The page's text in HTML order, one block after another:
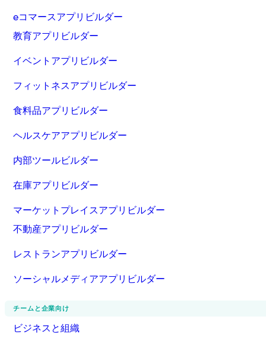
eコマースアプリビルダー
教育アプリビルダー
イベントアプリビルダー
フィットネスアプリビルダー
食料品アプリビルダー
ヘルスケアアプリビルダー
内部ツールビルダー
在庫アプリビルダー
マーケットプレイスアプリビルダー
不動産アプリビルダー
レストランアプリビルダー
ソーシャルメディアアプリビルダー
チームと企業向け
ビジネスと組織